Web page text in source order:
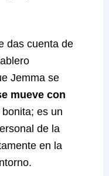
das cuenta de
Jemma se
mueve con
es un
de la
en la